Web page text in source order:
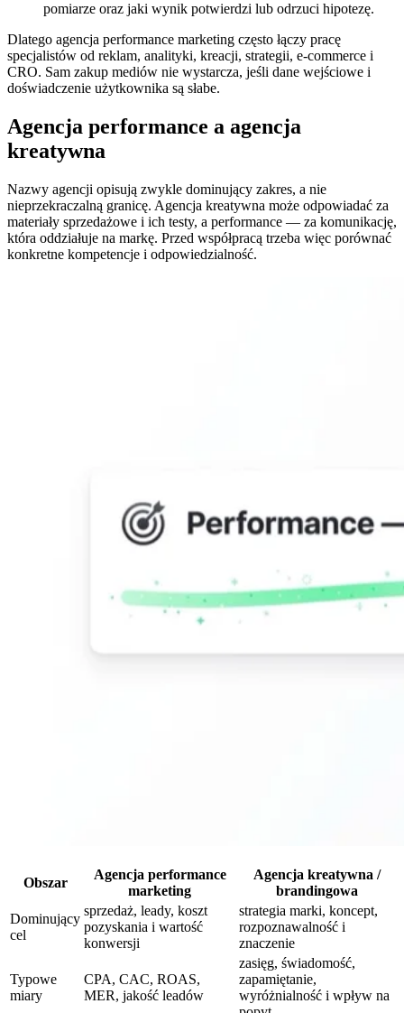
pomiarze oraz jaki wynik potwierdzi lub odrzuci hipotezę.
Dlatego agencja performance marketing często łączy pracę
specjalistów od reklam, analityki, kreacji, strategii, e-commerce i
CRO. Sam zakup mediów nie wystarcza, jeśli dane wejściowe i
doświadczenie użytkownika są słabe.
Agencja performance a agencja
kreatywna
Nazwy agencji opisują zwykle dominujący zakres, a nie
nieprzekraczalną granicę. Agencja kreatywna może odpowiadać za
materiały sprzedażowe i ich testy, a performance — za komunikację,
która oddziałuje na markę. Przed współpracą trzeba więc porównać
konkretne kompetencje i odpowiedzialność.
Obszar
Agencja performance
marketing
Agencja kreatywna /
brandingowa
Dominujący
cel
sprzedaż, leady, koszt
pozyskania i wartość
konwersji
strategia marki, koncept,
rozpoznawalność i
znaczenie
Typowe
miary
CPA, CAC, ROAS,
MER, jakość leadów
zasięg, świadomość,
zapamiętanie,
wyróżnialność i wpływ na